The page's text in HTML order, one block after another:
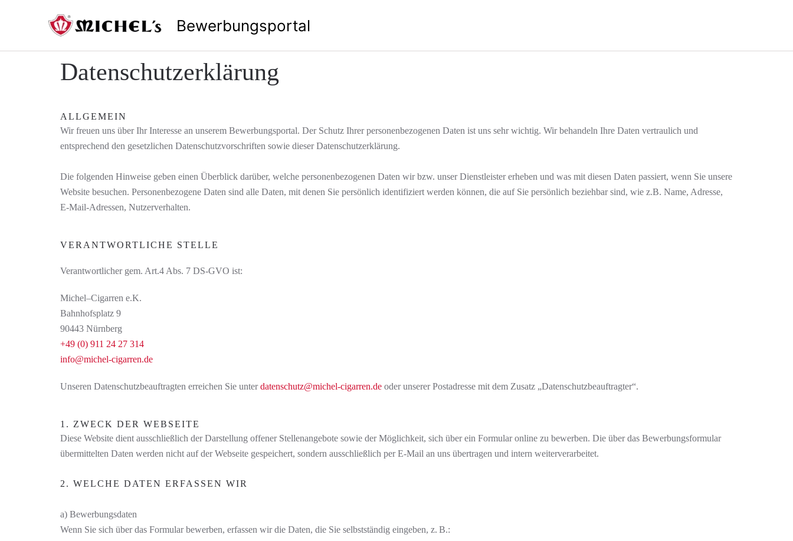
Bewerbungsportal
Datenschutzerklärung
ALLGEMEIN
Wir freuen uns über Ihr Interesse an unserem Bewerbungsportal. Der Schutz Ihrer personenbezogenen Daten ist uns sehr wichtig. Wir behandeln Ihre Daten vertraulich und
entsprechend den gesetzlichen Datenschutzvorschriften sowie dieser Datenschutzerklärung.
Die folgenden Hinweise geben einen Überblick darüber, welche personenbezogenen Daten wir bzw. unser Dienstleister erheben und was mit diesen Daten passiert, wenn Sie unsere
Website besuchen. Personenbezogene Daten sind alle Daten, mit denen Sie persönlich identifiziert werden können, die auf Sie persönlich beziehbar sind, wie z.B. Name, Adresse,
E-Mail-Adressen, Nutzerverhalten.
VERANTWORTLICHE STELLE
Verantwortlicher gem. Art.4 Abs. 7 DS-GVO ist:
Michel–Cigarren e.K.
Bahnhofsplatz 9
90443 Nürnberg
+49 (0) 911 24 27 314
info@michel-cigarren.de
Unseren Datenschutzbeauftragten erreichen Sie unterdatenschutz@michel-cigarren.de oder unserer Postadresse mit dem Zusatz „Datenschutzbeauftragter“.
1. ZWECK DER WEBSEITE
Diese Website dient ausschließlich der Darstellung offener Stellenangebote sowie der Möglichkeit, sich über ein Formular online zu bewerben. Die über das Bewerbungsformular
übermittelten Daten werden nicht auf der Webseite gespeichert, sondern ausschließlich per E-Mail an uns übertragen und intern weiterverarbeitet.
2. WELCHE DATEN ERFASSEN WIR
a) Bewerbungsdaten
Wenn Sie sich über das Formular bewerben, erfassen wir die Daten, die Sie selbstständig eingeben, z. B.: